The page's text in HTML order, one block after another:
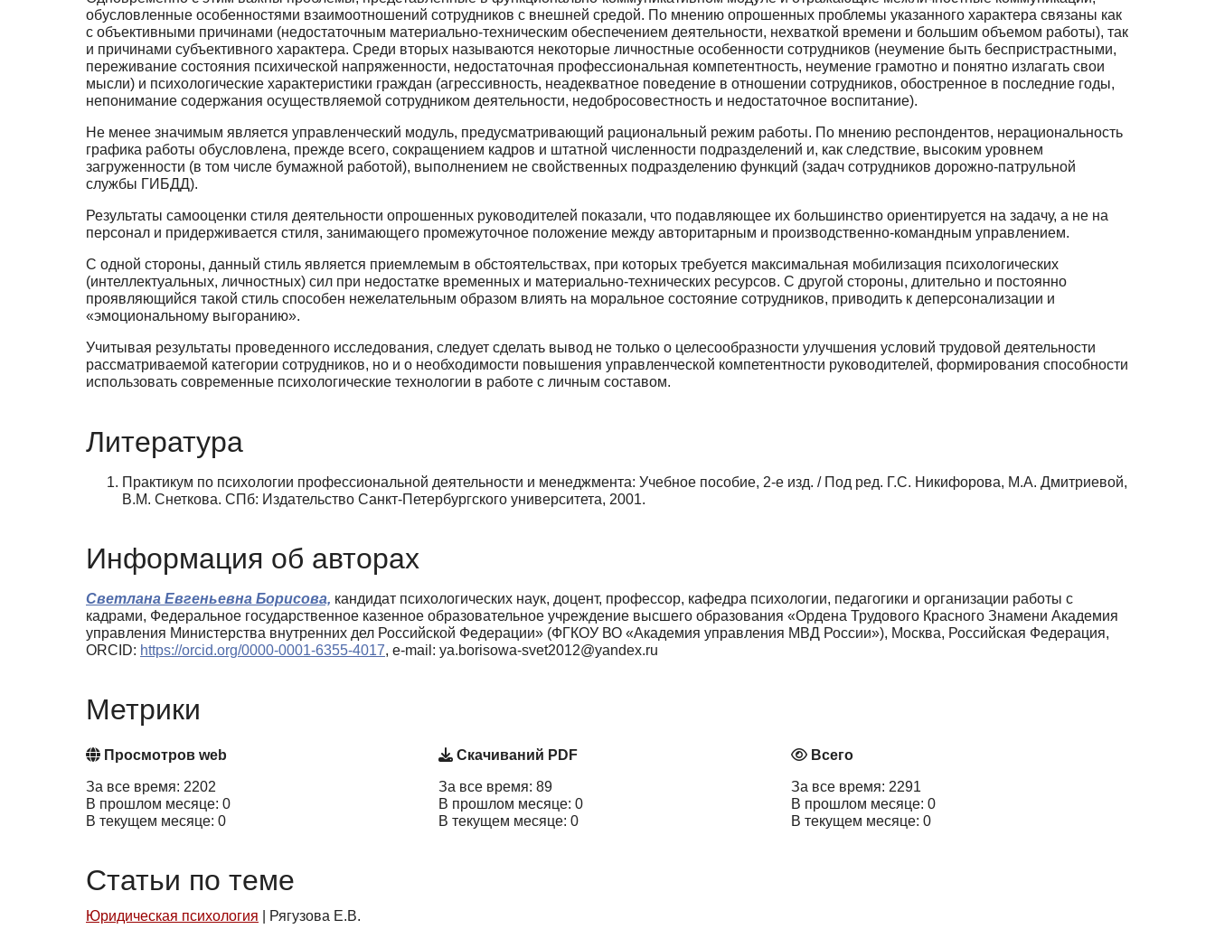
обусловленные особенностями взаимоотношений сотрудников с внешней средой. По мнению опрошенных проблемы указанного характера связаны как
с объективными причинами (недостаточным материально-техническим обеспечением деятельности, нехваткой времени и большим объемом работы), так
и причинами субъективного характера. Среди вторых называются некоторые личностные особенности сотрудников (неумение быть беспристрастными,
переживание состояния психической напряженности, недостаточная профессиональная компетентность, неумение грамотно и понятно излагать свои
мысли) и психологические характеристики граждан (агрессивность, неадекватное поведение в отношении сотрудников, обостренное в последние годы,
непонимание содержания осуществляемой сотрудником деятельности, недобросовестность и недостаточное воспитание).
Не менее значимым является управленческий модуль, предусматривающий рациональный режим работы. По мнению респондентов, нерациональность
графика работы обусловлена, прежде всего, сокращением кадров и штатной численности подразделений и, как следствие, высоким уровнем
загруженности (в том числе бумажной работой), выполнением не свойственных подразделению функций (задач сотрудников дорожно-патрульной
службы ГИБДД).
Результаты самооценки стиля деятельности опрошенных руководителей показали, что подавляющее их большинство ориентируется на задачу, а не на
персонал и придерживается стиля, занимающего промежуточное положение между авторитарным и производственно-командным управлением.
С одной стороны, данный стиль является приемлемым в обстоятельствах, при которых требуется максимальная мобилизация психологических
(интеллектуальных, личностных) сил при недостатке временных и материально-технических ресурсов. С другой стороны, длительно и постоянно
проявляющийся такой стиль способен нежелательным образом влиять на моральное состояние сотрудников, приводить к деперсонализации и
«эмоциональному выгоранию».
Учитывая результаты проведенного исследования, следует сделать вывод не только о целесообразности улучшения условий трудовой деятельности
рассматриваемой категории сотрудников, но и о необходимости повышения управленческой компетентности руководителей, формирования способности
использовать современные психологические технологии в работе с личным составом.
Литература
Практикум по психологии профессиональной деятельности и менеджмента: Учебное пособие, 2-е изд. / Под ред. Г.С. Никифорова, М.А. Дмитриевой,
В.М. Снеткова. СПб: Издательство Санкт-Петербургского университета, 2001.
Информация об авторах
Светлана Евгеньевна Борисова, кандидат психологических наук, доцент, профессор, кафедра психологии, педагогики и организации работы с
кадрами, Федеральное государственное казенное образовательное учреждение высшего образования «Ордена Трудового Красного Знамени Академия
управления Министерства внутренних дел Российской Федерации» (ФГКОУ ВО «Академия управления МВД России»), Москва, Российская Федерация,
ORCID: https://orcid.org/0000-0001-6355-4017, e-mail: ya.borisowa-svet2012@yandex.ru
Метрики
Просмотров web
За все время: 2202
В прошлом месяце: 0
В текущем месяце: 0
Скачиваний PDF
За все время: 89
В прошлом месяце: 0
В текущем месяце: 0
Всего
За все время: 2291
В прошлом месяце: 0
В текущем месяце: 0
Статьи по теме
Юридическая психология Рягузова Е.В.